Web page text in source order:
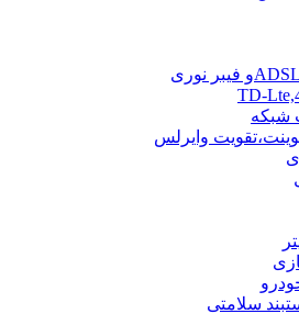
شبکه
وایرلس
سلامتی